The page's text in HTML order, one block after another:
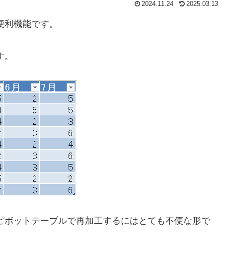
2024.11.24 2025.03.13
機能です。
ットテーブルで再加工するにはとても不便な形で